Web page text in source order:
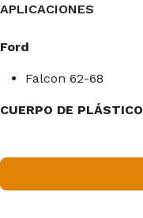
APLICACIONES
Ford
Falcon 62-68
CUERPO DE PLÁSTICO